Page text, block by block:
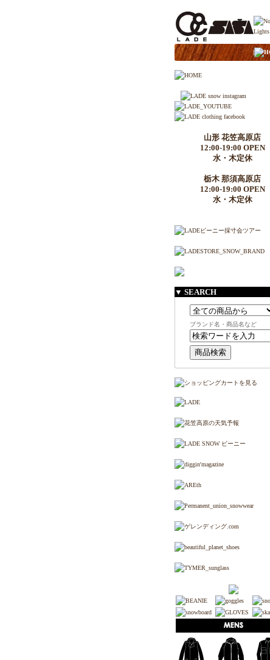
|
山形 花笠高原店
12:00-19:00 OPEN
水・木定休
栃木 那須高原店
12:00-19:00 OPEN
水・木定休
▼ SEARCH
ブランド名・商品名など